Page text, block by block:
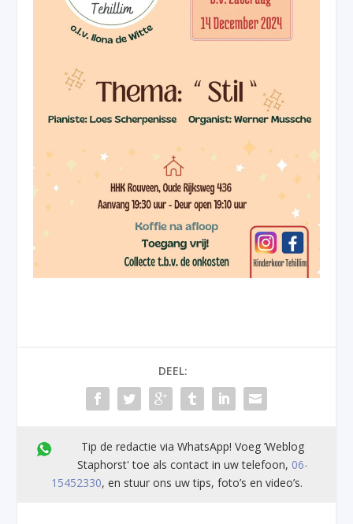
DEEL:
Tip de redactie via WhatsApp! Voeg ’Weblog
Staphorst' toe als contact in uw telefoon, 06-
15452330, en stuur ons uw tips, foto’s en video’s.